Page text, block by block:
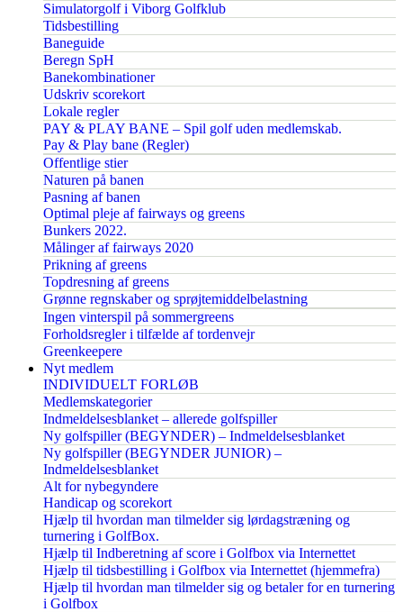
Simulatorgolf i Viborg Golfklub
Tidsbestilling
Baneguide
Beregn SpH
Banekombinationer
Udskriv scorekort
Lokale regler
PAY & PLAY BANE – Spil golf uden medlemskab.
Pay & Play bane (Regler)
Offentlige stier
Naturen på banen
Pasning af banen
Optimal pleje af fairways og greens
Bunkers 2022.
Målinger af fairways 2020
Prikning af greens
Topdresning af greens
Grønne regnskaber og sprøjtemiddelbelastning
Ingen vinterspil på sommergreens
Forholdsregler i tilfælde af tordenvejr
Greenkeepere
Nyt medlem
INDIVIDUELT FORLØB
Medlemskategorier
Indmeldelsesblanket – allerede golfspiller
Ny golfspiller (BEGYNDER) – Indmeldelsesblanket
Ny golfspiller (BEGYNDER JUNIOR) –
Indmeldelsesblanket
Alt for nybegyndere
Handicap og scorekort
Hjælp til hvordan man tilmelder sig lørdagstræning og
turnering i GolfBox.
Hjælp til Indberetning af score i Golfbox via Internettet
Hjælp til tidsbestilling i Golfbox via Internettet (hjemmefra)
Hjælp til hvordan man tilmelder sig og betaler for en turnering
i Golfbox